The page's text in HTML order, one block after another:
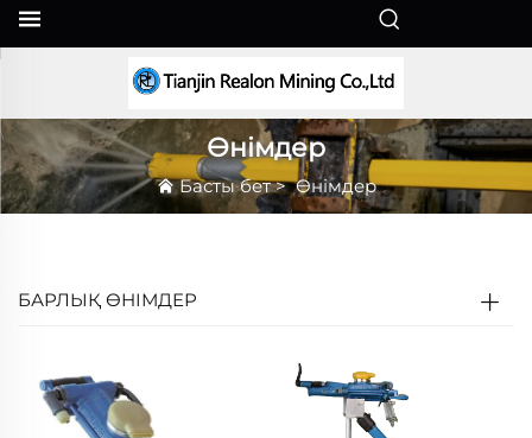
Өнімдер
Басты бет>Өнімдер
БАРЛЫҚ ӨНІМДЕР